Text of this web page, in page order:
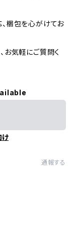
梱包を心がけてお
お気軽にご質問く
け
通報する